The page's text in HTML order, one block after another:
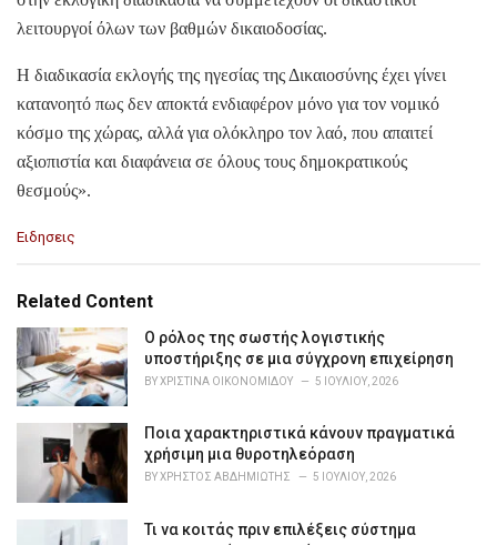
λειτουργοί όλων των βαθμών δικαιοδοσίας.
Η διαδικασία εκλογής της ηγεσίας της Δικαιοσύνης έχει γίνει
κατανοητό πως δεν αποκτά ενδιαφέρον μόνο για τον νομικό
κόσμο της χώρας, αλλά για ολόκληρο τον λαό, που απαιτεί
αξιοπιστία και διαφάνεια σε όλους τους δημοκρατικούς
θεσμούς».
C
e
o
r
i
e
Ειδησεις
Related Content
Ο ρόλος της σωστής λογιστικής
υποστήριξης σε μια σύγχρονη επιχείρηση
BYΧΡΙΣΤΊΝΑ ΟΙΚΟΝΟΜΊΔΟΥ 5 ΙΟΥΛΊΟΥ, 2026
Ποια χαρακτηριστικά κάνουν πραγματικά
χρήσιμη μια θυροτηλεόραση
BYΧΡΉΣΤΟΣ ΑΒΔΗΜΙΏΤΗΣ 5 ΙΟΥΛΊΟΥ, 2026
Τι να κοιτάς πριν επιλέξεις σύστημα